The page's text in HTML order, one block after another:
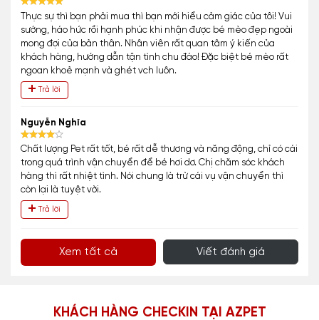
Thực sự thì bạn phải mua thì bạn mới hiểu cảm giác của tôi! Vui
sướng, háo hức rồi hạnh phúc khi nhận được bé mèo đẹp ngoài
mong đợi của bản thân. Nhân viên rất quan tâm ý kiến của
khách hàng, hướng dẫn tận tình chu đáo! Đặc biệt bé mèo rất
ngoan khoẻ mạnh và ghét vch luôn.
Trả lời
Nguyễn Nghĩa
Chất lượng Pet rất tốt, bé rất dễ thương và năng động, chỉ có cái
trong quá trình vận chuyển để bé hơi dơ. Chị chăm sóc khách
hàng thì rất nhiệt tình. Nói chung là trừ cái vụ vận chuyển thì
còn lại là tuyệt vời.
Trả lời
Xem tất cả Viết đánh giá
KHÁCH HÀNG CHECKIN TẠI AZPET